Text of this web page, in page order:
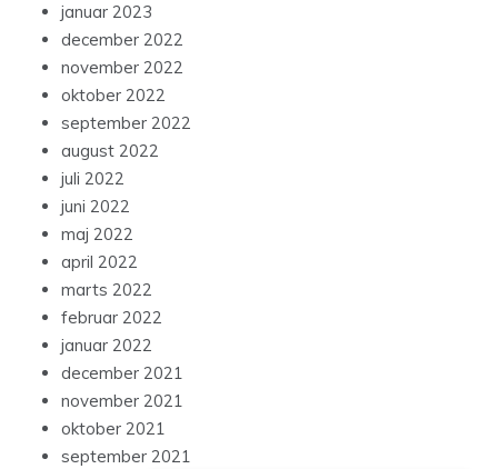
januar 2023
december 2022
november 2022
oktober 2022
september 2022
august 2022
juli 2022
juni 2022
maj 2022
april 2022
marts 2022
februar 2022
januar 2022
december 2021
november 2021
oktober 2021
september 2021